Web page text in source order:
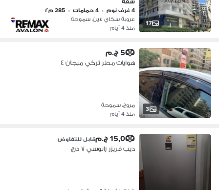
17
4 غرف نوم
• 4 حمامات • 285 م٢
عروبة سكاي لاين، سموحة
منذ 4 أيام
3
500 ج.م
هوايات مطر تركي ميجان ٤
مروج، سموحة
منذ 4 أيام
15,000 ج.م قابل للتفاوض
ديب فريزر زانوسي ٧ درج